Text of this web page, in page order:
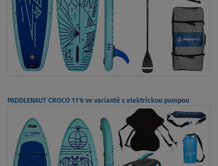
PADDLENAUT CROCO 11'6 ve variantě s elektrickou pumpou